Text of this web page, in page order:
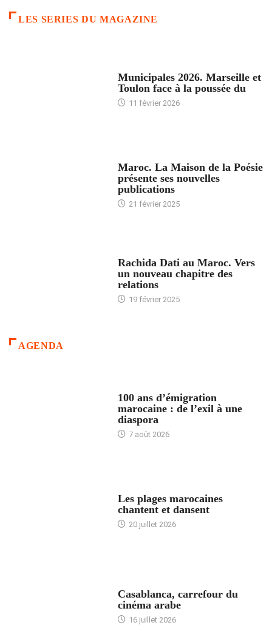
LES SERIES DU MAGAZINE
Municipales 2026. Marseille et
Toulon face à la poussée du
11 février 2026
Maroc. La Maison de la Poésie
présente ses nouvelles
publications
21 février 2025
Rachida Dati au Maroc. Vers
un nouveau chapitre des
relations
19 février 2025
AGENDA
100 ans d’émigration
marocaine : de l’exil à une
diaspora
7 août 2026
Les plages marocaines
chantent et dansent
20 juillet 2026
Casablanca, carrefour du
cinéma arabe
16 juillet 2026